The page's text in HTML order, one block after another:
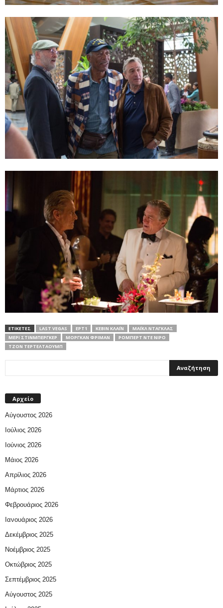
ΕΤΙΚΕΤΕΣ LAST VEGAS ΕΡΤ1 ΚΈΒΙΝ ΚΛΆΙΝ
ΜΆΙΚΛ ΝΤΆΓΚΛΑΣ
ΜΈΡΙ ΣΤΊΝΜΠΕΡΓΚΕΡ
ΜΌΡΓΚΑΝ ΦΡΊΜΑΝ
ΡΌΜΠΕΡΤ ΝΤΕ ΝΊΡΟ
ΤΖΟΝ ΤΕΡΤΕΛΤΆΟΥΜΠ
Αρχείο
Αύγουστος 2026
Ιούλιος 2026
Ιούνιος 2026
Μάιος 2026
Απρίλιος 2026
Μάρτιος 2026
Φεβρουάριος 2026
Ιανουάριος 2026
Δεκέμβριος 2025
Νοέμβριος 2025
Οκτώβριος 2025
Σεπτέμβριος 2025
Αύγουστος 2025